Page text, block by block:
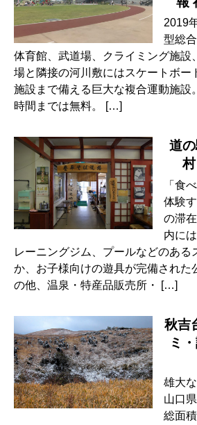
2019
型総
体育館、武道場、クライミング施設
場と隣接の河川敷にはスケートボー
施設まで備える巨大な複合運動施設
時間までは無料。 […]
道
「食
体験
の滞
内に
レーニングジム、プールなどのある
か、お子様向けの遊具が完備された
の他、温泉・特産品販売所・ […]
秋吉
ミ
雄大
山口
総面